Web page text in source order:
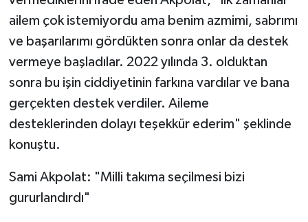
ailem çok istemiyordu ama benim azmimi, sabrımı
ve başarılarımı gördükten sonra onlar da destek
vermeye başladılar. 2022 yılında 3. olduktan
sonra bu işin ciddiyetinin farkına vardılar ve bana
gerçekten destek verdiler. Aileme
desteklerinden dolayı teşekkür ederim" şeklinde
konuştu.
Sami Akpolat: "Milli takıma seçilmesi bizi
gururlandırdı"